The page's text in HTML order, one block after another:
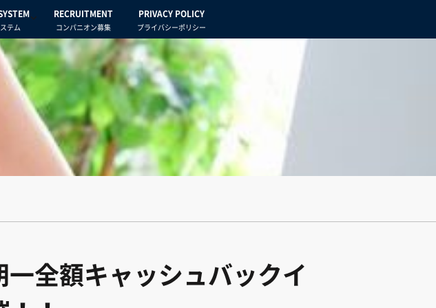
テム
RECRUITMENT
コンパニオン募集
PRIVACY POLICY
プライバシーポリシー
全額キャッシュバックイ